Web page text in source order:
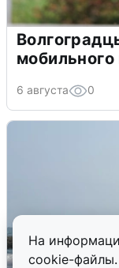
На
cookie-файлы.
мобильного
6 августа 0